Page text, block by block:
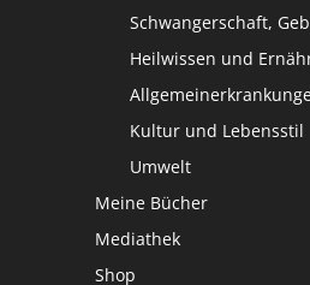
Schwangerschaft,
Heilwissen und
Kultur und Lebensstil
Umwelt
Meine Bücher
Mediathek
Shop